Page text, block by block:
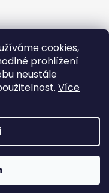
cookies,
prohlížení
neustále
Více
a vodítka?
a nemůže
. Všechna práva